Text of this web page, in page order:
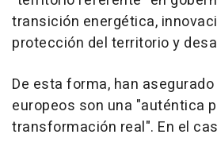
transición energética,
protección del territorio y
De esta forma, han
europeos son una "auténtica
transformación real". En el